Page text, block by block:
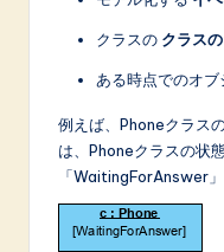
クラスの クラス
ある時点でのオ
例えば、Phoneクラス
は、Phoneクラスの状
「WaitingForAnswer